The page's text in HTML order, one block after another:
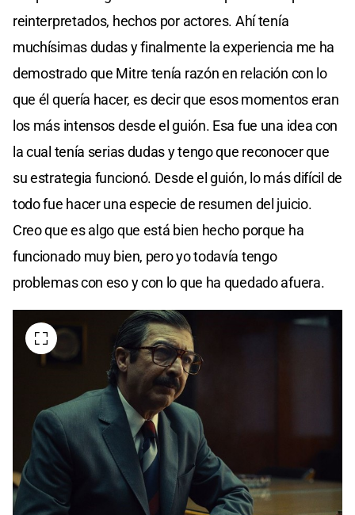
reinterpretados, hechos por actores. Ahí tenía
muchísimas dudas y finalmente la experiencia me ha
demostrado que Mitre tenía razón en relación con lo
que él quería hacer, es decir que esos momentos eran
los más intensos desde el guión. Esa fue una idea con
la cual tenía serias dudas y tengo que reconocer que
su estrategia funcionó. Desde el guión, lo más difícil de
todo fue hacer una especie de resumen del juicio.
Creo que es algo que está bien hecho porque ha
funcionado muy bien, pero yo todavía tengo
problemas con eso y con lo que ha quedado afuera.